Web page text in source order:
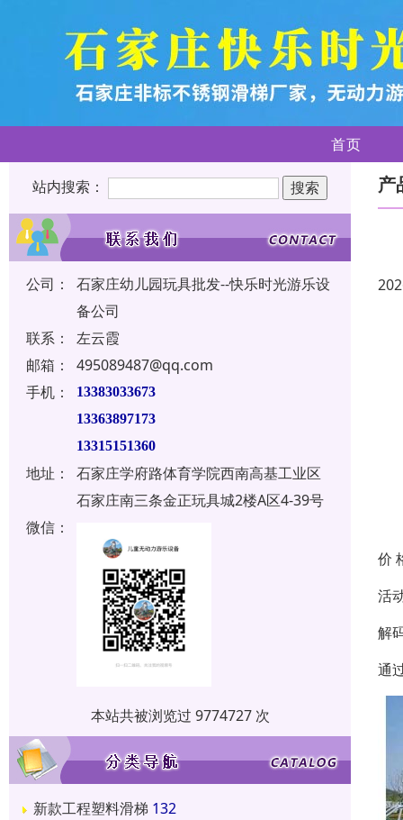
首页
站内搜索：
公司：
石家庄幼儿园玩具批发--快乐时光游乐设
备公司
联系：
左云霞
邮箱：
495089487@qq.com
手机：
13383033673
13363897173
13315151360
地址：
石家庄学府路体育学院西南高基工业区
石家庄南三条金正玩具城2楼A区4-39号
微信：
本站共被浏览过 9774727 次
新款工程塑料滑梯 132
产
价
活
解
通